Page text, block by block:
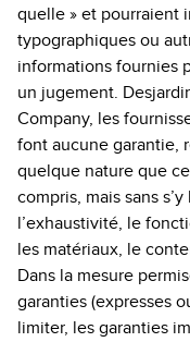
quelle » et pourraient
typographiques ou
informations fournies
un jugement.
Company, les
font aucune garantie,
quelque nature que
compris, mais sans
l’exhaustivité, le
les matériaux, le
Dans la mesure
garanties (expresses
limiter, les garanties